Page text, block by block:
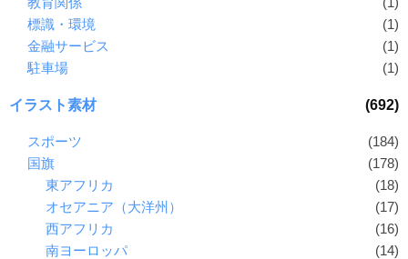
標識・環境
(1)
金融サービス
(1)
駐車場
(1)
イラスト素材 (692)
スポーツ
(184)
国旗
(178)
東アフリカ
(18)
オセアニア（大洋州）
(17)
西アフリカ
(16)
南ヨーロッパ
(14)